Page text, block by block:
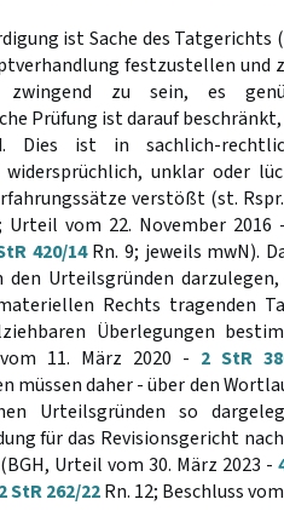
ist Sache des Tatgerichts
festzustellen und
zwingend zu sein, es
Prüfung ist darauf
Dies ist in sachlich-
widersprüchlich, unklar oder
verstößt (st.
vom 22. November 2016 -
420/14Rn. 9; jeweils mwN).
Urteilsgründen
Rechts tragenden
Überlegungen
11. März 2020 - 2 StR
müssen daher - über den
Urteilsgründen so
für das Revisionsgericht
Urteil vom 30. März 2023 -
2 StR 262/22Rn. 12; Beschluss